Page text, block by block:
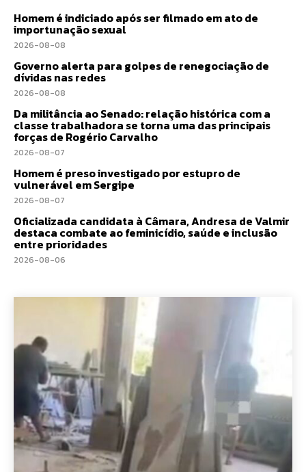
Homem é indiciado após ser filmado em ato de
importunação sexual
2026-08-08
Governo alerta para golpes de renegociação de
dívidas nas redes
2026-08-08
Da militância ao Senado: relação histórica com a
classe trabalhadora se torna uma das principais
forças de Rogério Carvalho
2026-08-07
Homem é preso investigado por estupro de
vulnerável em Sergipe
2026-08-07
Oficializada candidata à Câmara, Andresa de Valmir
destaca combate ao feminicídio, saúde e inclusão
entre prioridades
2026-08-06